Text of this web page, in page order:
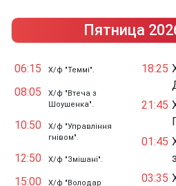
Пятница
06:15 Х/ф "Теммі".
08:05
Х/ф "Втеча з
Шоушенка".
10:50
Х/ф "Управління
гнівом".
12:50 Х/ф "Змішані".
15:00
Х/ф "Володар
18:25
21:45
01:45
03:35